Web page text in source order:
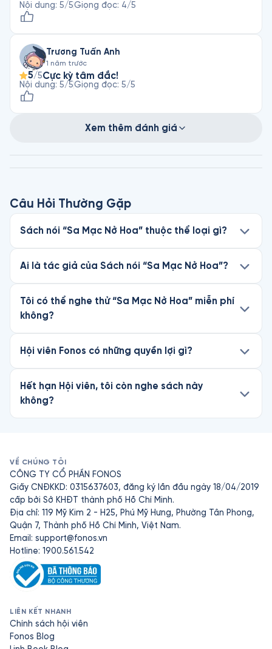
Nội dung: 5/5Giọng đọc: 4/5
Trương Tuấn Anh
1 năm trước
5/5Cực kỳ tâm đắc!
Nội dung: 5/5Giọng đọc: 5/5
Xem thêm đánh giá
Câu Hỏi Thường Gặp
Sách nói “Sa Mạc Nở Hoa” thuộc thể loại gì?
Ai là tác giả của Sách nói “Sa Mạc Nở Hoa”?
Tôi có thể nghe thử “Sa Mạc Nở Hoa” miễn phí
không?
Hội viên Fonos có những quyền lợi gì?
Hết hạn Hội viên, tôi còn nghe sách này
không?
VỀ CHÚNG TÔI
CÔNG TY CỔ PHẦN FONOS
Giấy CNĐKKD: 0315637603, đăng ký lần đầu ngày 18/04/2019
cấp bởi Sở KHĐT thành phố Hồ Chí Minh.
Địa chỉ: 119 Mỹ Kim 2 - H25, Phú Mỹ Hưng, Phường Tân Phong,
Quận 7, Thành phố Hồ Chí Minh, Việt Nam.
Email: support@fonos.vn
Hotline: 1900.561.542
LIÊN KẾT NHANH
Chính sách hội viên
Fonos Blog